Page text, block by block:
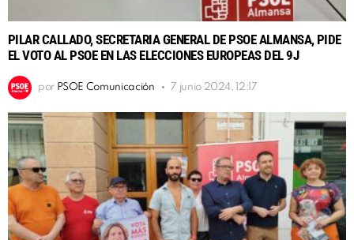
PILAR CALLADO, SECRETARIA GENERAL DE PSOE ALMANSA, PIDE
EL VOTO AL PSOE EN LAS ELECCIONES EUROPEAS DEL 9J
por PSOE Comunicación 7 junio 2024, 12:17